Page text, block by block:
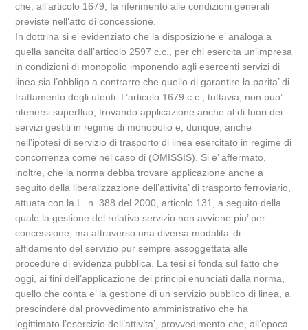
che, all’articolo 1679, fa riferimento alle condizioni generali
previste nell’atto di concessione.
In dottrina si e’ evidenziato che la disposizione e’ analoga a
quella sancita dall’articolo 2597 c.c., per chi esercita un’impresa
in condizioni di monopolio imponendo agli esercenti servizi di
linea sia l’obbligo a contrarre che quello di garantire la parita’ di
trattamento degli utenti. L’articolo 1679 c.c., tuttavia, non puo’
ritenersi superfluo, trovando applicazione anche al di fuori dei
servizi gestiti in regime di monopolio e, dunque, anche
nell’ipotesi di servizio di trasporto di linea esercitato in regime di
concorrenza come nel caso di (OMISSIS). Si e’ affermato,
inoltre, che la norma debba trovare applicazione anche a
seguito della liberalizzazione dell’attivita’ di trasporto ferroviario,
attuata con la L. n. 388 del 2000, articolo 131, a seguito della
quale la gestione del relativo servizio non avviene piu’ per
concessione, ma attraverso una diversa modalita’ di
affidamento del servizio pur sempre assoggettata alle
procedure di evidenza pubblica. La tesi si fonda sul fatto che
oggi, ai fini dell’applicazione dei principi enunciati dalla norma,
quello che conta e’ la gestione di un servizio pubblico di linea, a
prescindere dal provvedimento amministrativo che ha
legittimato l’esercizio dell’attivita’, provvedimento che, all’epoca